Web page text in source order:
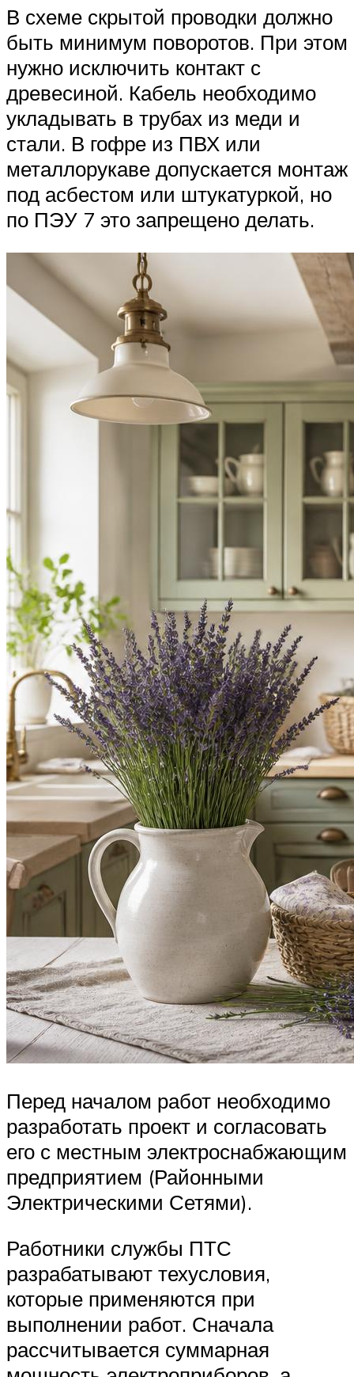
В схеме скрытой проводки должно
быть минимум поворотов. При этом
нужно исключить контакт с
древесиной. Кабель необходимо
укладывать в трубах из меди и
стали. В гофре из ПВХ или
металлорукаве допускается монтаж
под асбестом или штукатуркой, но
по ПЭУ 7 это запрещено делать.
Перед началом работ необходимо
разработать проект и согласовать
его с местным электроснабжающим
предприятием (Районными
Электрическими Сетями).
Работники службы ПТС
разрабатывают техусловия,
которые применяются при
выполнении работ. Сначала
рассчитывается суммарная